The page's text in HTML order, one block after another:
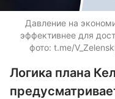
Давление на
эффективнее для
фото: t.me/
Логика плана